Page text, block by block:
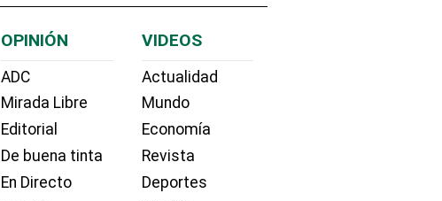
OPINIÓN
ADC
Mirada Libre
Editorial
De buena tinta
En Directo
VIDEOS
Actualidad
Mundo
Economía
Revista
Deportes